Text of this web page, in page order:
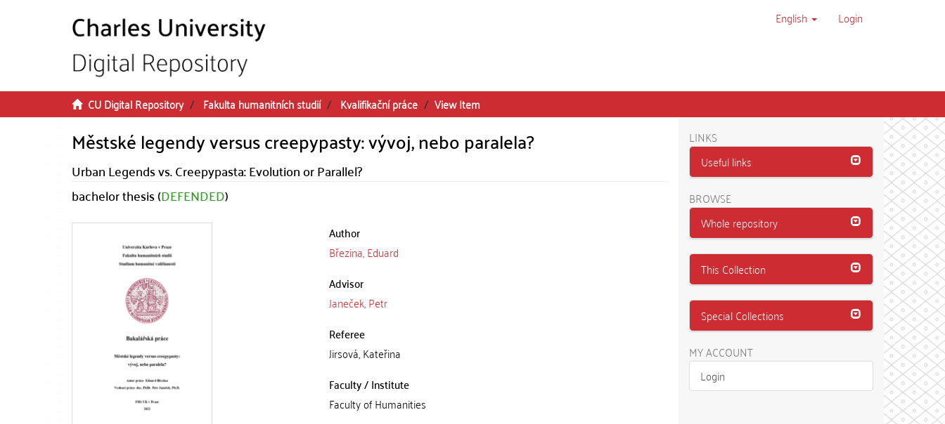
English Login
CU Digital Repository Fakulta humanitních studií Kvalifikační práce View Item
Městské legendy versus creepypasty: vývoj, nebo paralela?
Urban Legends vs. Creepypasta: Evolution or Parallel?
bachelor thesis (DEFENDED)
Author
Březina, Eduard
Advisor
Janeček, Petr
Referee
Jirsová, Kateřina
Faculty / Institute
Faculty of Humanities
LINKS
Useful links
BROWSE
Whole repository
This Collection
Special Collections
MY ACCOUNT
Login